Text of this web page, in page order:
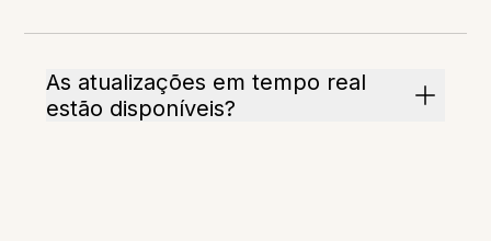
As atualizações em tempo real
estão disponíveis?